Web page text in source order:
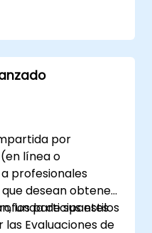
o múltiples de
personalizada
por
línea o
profesionales
desean obtener
de sus estilos
Evaluaciones de
los participantes